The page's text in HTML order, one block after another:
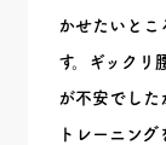
かせたいと
す。ギックリ
が不安でした
トレーニン